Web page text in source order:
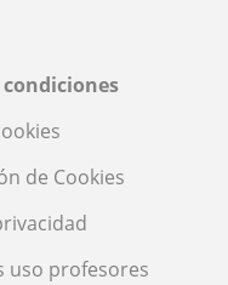
de Cookies
uso profesores